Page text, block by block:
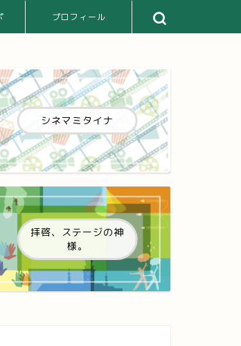
プロフィール
シネマミタイナ
拝啓、ステージの神
様。